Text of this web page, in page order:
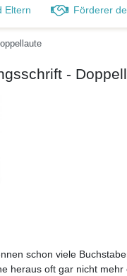
Eltern Förderer
-
schon viele
heraus oft gar nicht mehr